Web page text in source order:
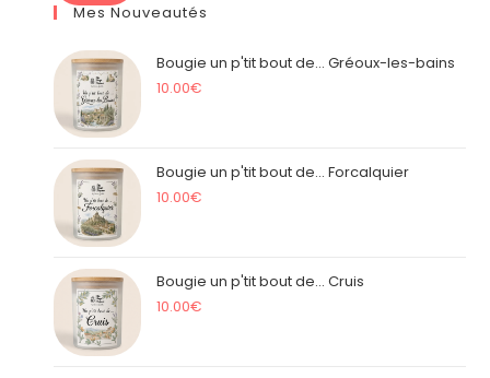
Mes Nouveautés
Bougie un p'tit bout de... Gréoux-les-bains
10.00€
Bougie un p'tit bout de... Forcalquier
10.00€
Bougie un p'tit bout de... Cruis
10.00€